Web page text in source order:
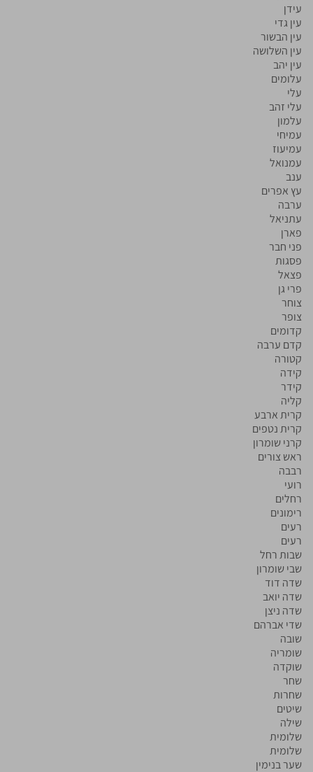
עידן
עין גדי
עין הבשור
עין השלושה
עין יהב
עלומים
עלי
עלי זהב
עלמון
עמיחי
עמיעוז
עמנואל
ענב
עץ אפרים
ערבה
עתניאל
פארן
פני חבר
פסגות
פצאל
פרי גן
צוחר
צופר
קדומים
קדם ערבה
קטורה
קידה
קידר
קליה
קרית ארבע
קרית נטפים
קרני שומרון
ראש צורים
רבבה
רועי
רחלים
רימונים
רעים
רעים
שבות רחל
שבי שומרון
שדה דוד
שדה יואב
שדה ניצן
שדי אברהם
שובה
שומריה
שוקדה
שחר
שחרות
שיטים
שילה
שלומית
שלומית
שער בנימין